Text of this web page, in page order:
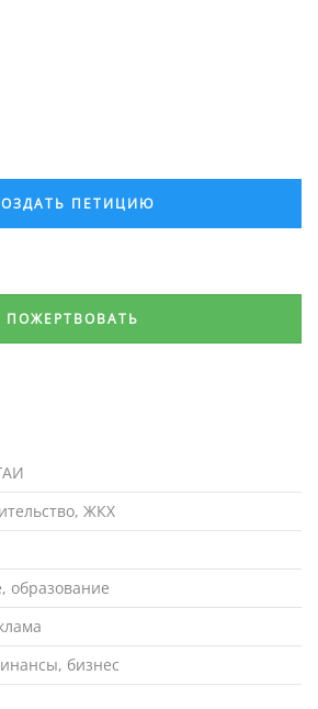
ПЕТИЦИЮ
ПОЖЕРТВОВАТЬ
ЖКХ
образование
бизнес